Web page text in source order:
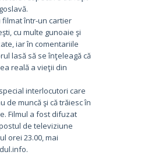
filmat într-un cartier
cu multe gunoaie şi
iar în comentariile
lasă să se înţeleagă că
reală a vieţii din
interlocutori care
de muncă şi că trăiesc în
Filmul a fost difuzat
de televiziune
orei 23.00, mai